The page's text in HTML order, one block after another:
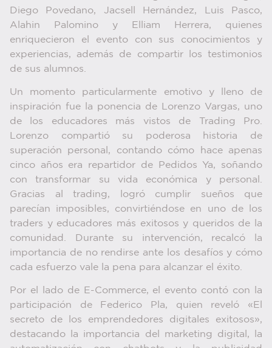
Diego Povedano, Jacsell Hernández, Luis Pasco,
Alahin Palomino y Elliam Herrera, quienes
enriquecieron el evento con sus conocimientos y
experiencias, además de compartir los testimonios
de sus alumnos.
Un momento particularmente emotivo y lleno de
inspiración fue la ponencia de Lorenzo Vargas, uno
de los educadores más vistos de Trading Pro.
Lorenzo compartió su poderosa historia de
superación personal, contando cómo hace apenas
cinco años era repartidor de Pedidos Ya, soñando
con transformar su vida económica y personal.
Gracias al trading, logró cumplir sueños que
parecían imposibles, convirtiéndose en uno de los
traders y educadores más exitosos y queridos de la
comunidad. Durante su intervención, recalcó la
importancia de no rendirse ante los desafíos y cómo
cada esfuerzo vale la pena para alcanzar el éxito.
Por el lado de E-Commerce, el evento contó con la
participación de Federico Pla, quien reveló «El
secreto de los emprendedores digitales exitosos»,
destacando la importancia del marketing digital, la